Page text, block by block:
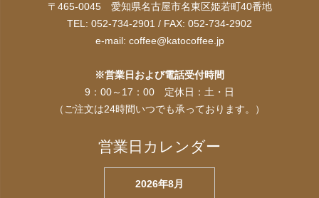
〒465-0045 愛知県名古屋市名東区姫若町40番地
TEL: 052-734-2901 / FAX: 052-734-2902
e-mail: coffee@katocoffee.jp
※営業日および電話受付時間
9：00～17：00 定休日：土・日
（ご注文は24時間いつでも承っております。）
営業日カレンダー
2026年8月